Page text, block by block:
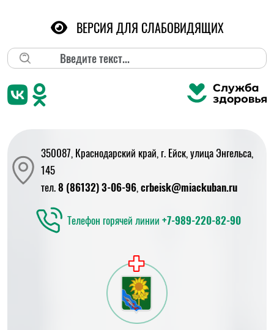
Поиск
ВЕРСИЯ ДЛЯ СЛАБОВИДЯЩИХ
350087, Краснодарский край, г. Ейск, улица Энгельса,
145
тел.8 (86132) 3-06-96,crbeisk@miackuban.ru
Телефон горячей линии +7-989-220-82-90